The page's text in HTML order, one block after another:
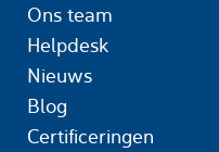
Ons team
Helpdesk
Nieuws
Blog
Certificeringen